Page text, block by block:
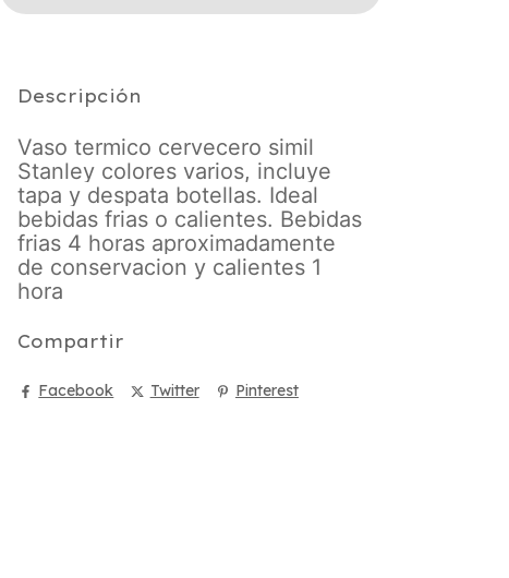
Descripción
Vaso termico cervecero simil
Stanley colores varios, incluye
tapa y despata botellas. Ideal
bebidas frias o calientes. Bebidas
frias 4 horas aproximadamente
de conservacion y calientes 1
hora
Compartir
Facebook Twitter Pinterest